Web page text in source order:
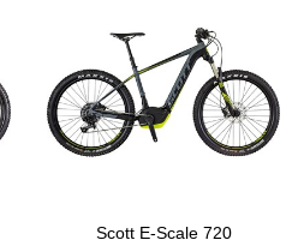
Scott E-Scale 720